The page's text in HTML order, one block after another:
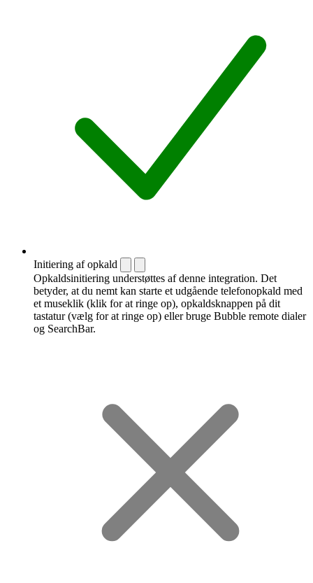
Initiering af opkald
Opkaldsinitiering understøttes af denne integration. Det
betyder, at du nemt kan starte et udgående telefonopkald med
et museklik (klik for at ringe op), opkaldsknappen på dit
tastatur (vælg for at ringe op) eller bruge Bubble remote dialer
og SearchBar.